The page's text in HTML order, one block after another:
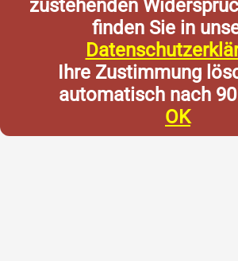
zustehenden
finden Sie in
Ihre Zustimmung
automatisch nach
OK